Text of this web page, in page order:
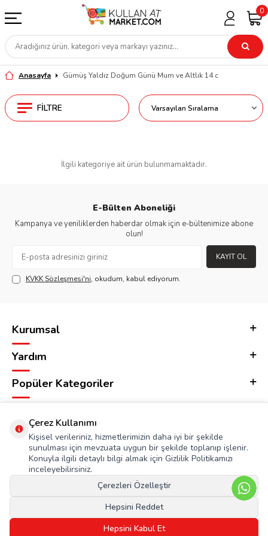
0
Anasayfa Gümüş Yaldız Doğum Günü Mum ve Altlık 14 c
FILTRE
İlgili kategoriye ait ürün bulunmamaktadır.
E-Bülten Aboneliği
Kampanya ve yeniliklerden haberdar olmak için e-bültenimize abone
olun!
KAYIT OL
KVKK Sözleşmesi'ni, okudum, kabul ediyorum.
Kurumsal
Yardım
Popüler Kategoriler
Çerez Kullanımı
Kişisel verileriniz, hizmetlerimizin daha iyi bir şekilde
sunulması için mevzuata uygun bir şekilde toplanıp işlenir.
Konuyla ilgili detaylı bilgi almak için Gizlilik Politikamızı
inceleyebilirsiniz.
Çerezleri Özelleştir
Hepsini Reddet
Hepsini Kabul Et